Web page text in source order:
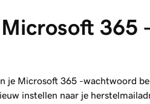
365
je Microsoft 365 -wachtwoord
instellen naar je